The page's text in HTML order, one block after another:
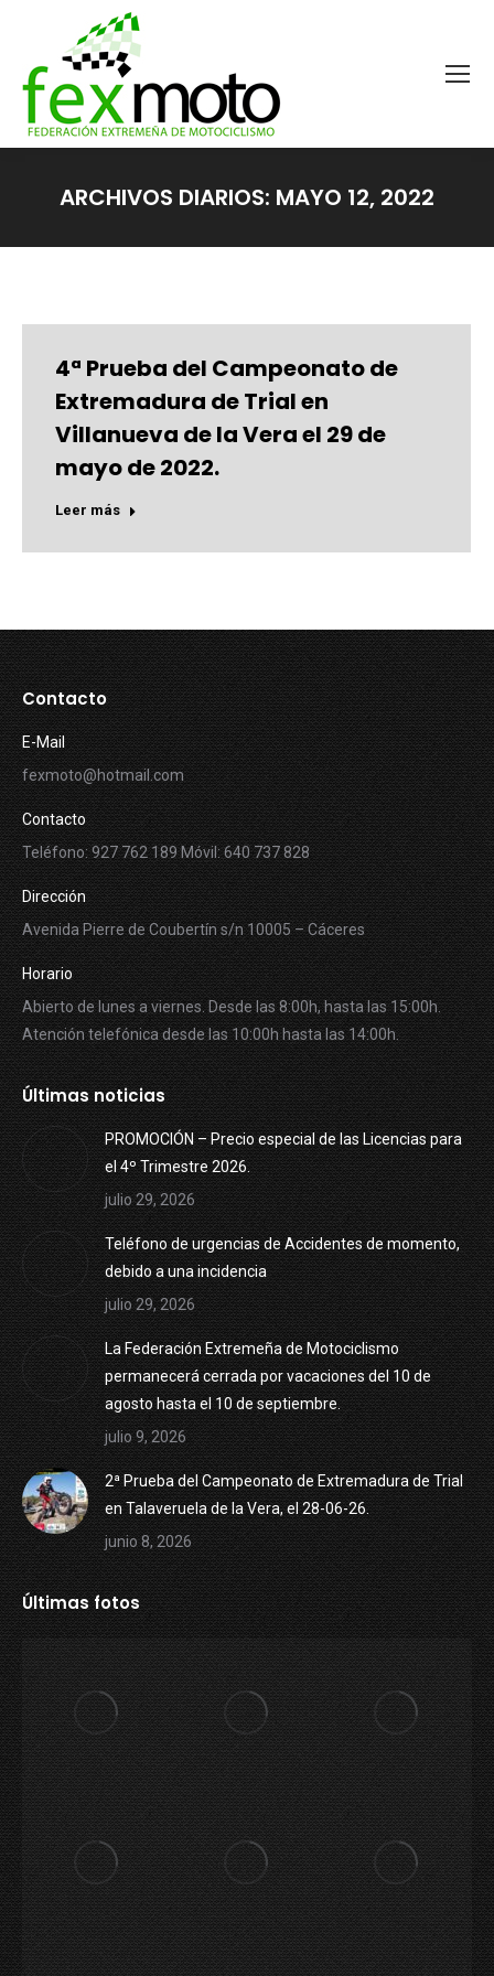
ARCHIVOS DIARIOS: MAYO 12, 2022
4ª Prueba del Campeonato de
Extremadura de Trial en
Villanueva de la Vera el 29 de
mayo de 2022.
Leer más
Contacto
E-Mail
fexmoto@hotmail.com
Contacto
Teléfono: 927 762 189 Móvil: 640 737 828
Dirección
Avenida Pierre de Coubertín s/n 10005 – Cáceres
Horario
Abierto de lunes a viernes. Desde las 8:00h, hasta las 15:00h.
Atención telefónica desde las 10:00h hasta las 14:00h.
Últimas noticias
PROMOCIÓN – Precio especial de las Licencias para
el 4º Trimestre 2026.
julio 29, 2026
Teléfono de urgencias de Accidentes de momento,
debido a una incidencia
julio 29, 2026
La Federación Extremeña de Motociclismo
permanecerá cerrada por vacaciones del 10 de
agosto hasta el 10 de septiembre.
julio 9, 2026
2ª Prueba del Campeonato de Extremadura de Trial
en Talaveruela de la Vera, el 28-06-26.
junio 8, 2026
Últimas fotos